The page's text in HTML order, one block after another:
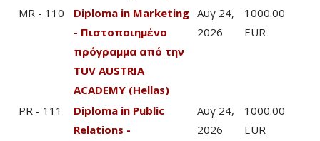
MR - 110
Diploma in Marketing
- Πιστοποιημένο
πρόγραμμα από την
TUV AUSTRIA
ACADEMY (Hellas)
Αυγ 24,
2026
1000.00
EUR
PR - 111
Diploma in Public
Relations -
Αυγ 24,
2026
1000.00
EUR